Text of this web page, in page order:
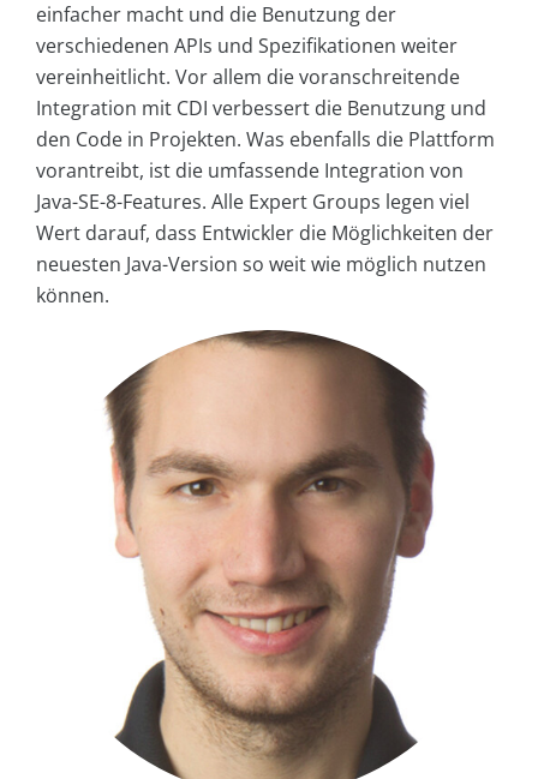
einfacher macht und die Benutzung der
verschiedenen APIs und Spezifikationen weiter
vereinheitlicht. Vor allem die voranschreitende
Integration mit CDI verbessert die Benutzung und
den Code in Projekten. Was ebenfalls die Plattform
vorantreibt, ist die umfassende Integration von
Java-SE-8-Features. Alle Expert Groups legen viel
Wert darauf, dass Entwickler die Möglichkeiten der
neuesten Java-Version so weit wie möglich nutzen
können.